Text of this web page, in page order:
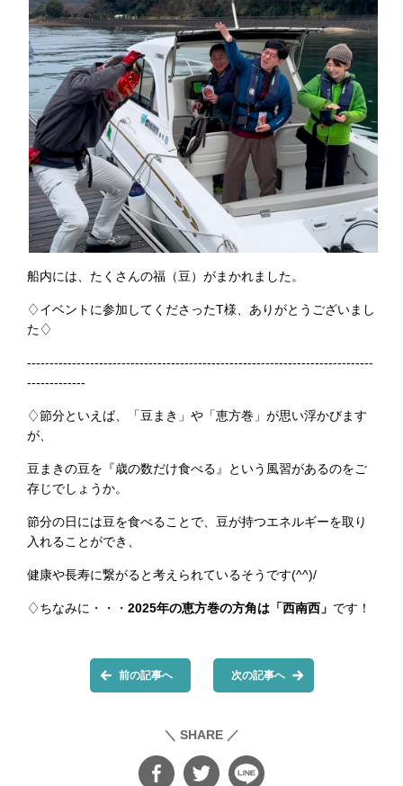
船内には、たくさんの福（豆）がまかれました。
♢イベントに参加してくださったT様、ありがとうございまし
た♢
-----------------------------------------------------------------------------
-------------
♢節分といえば、「豆まき」や「恵方巻」が思い浮かびます
が、
豆まきの豆を『歳の数だけ食べる』という風習があるのをご
存じでしょうか。
節分の日には豆を食べることで、豆が持つエネルギーを取り
入れることができ、
健康や長寿に繋がると考えられているそうです(^^)/
♢ちなみに・・・ 2025年の恵方巻の方角は「西南西」 です！
前の記事へ 次の記事へ
＼ SHARE ／